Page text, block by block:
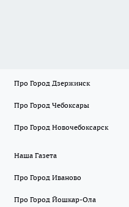
Про Город Дзержинск
Про Город Чебоксары
Про Город Новочебоксарск
Наша Газета
Про Город Иваново
Про Город Йошкар-Ола